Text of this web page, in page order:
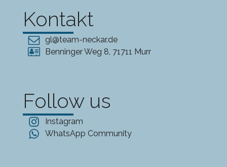
Kontakt
gl@team-neckar.de
Benninger Weg 8, 71711 Murr
Follow us
Instagram
WhatsApp Community